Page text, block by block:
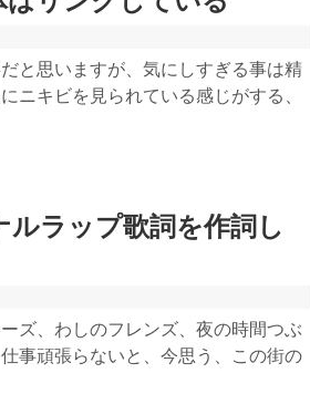
と思いますが、気にしすぎる事は精
ニキビを見られている感じがする、
ラップ歌詞を作詞し
ズ、わしのフレンズ、夜の時間つぶ
事頑張らないと、今思う、この街の